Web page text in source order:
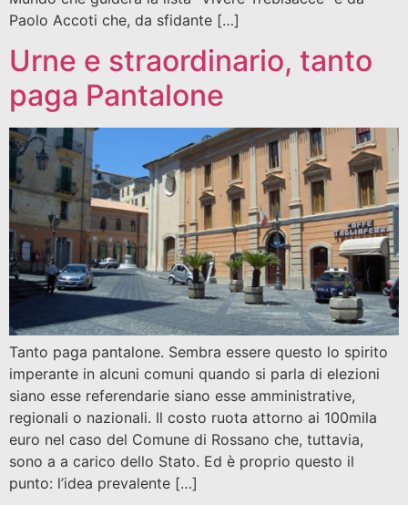
Paolo Accoti che, da sfidante […]
Urne e straordinario, tanto
paga Pantalone
Tanto paga pantalone. Sembra essere questo lo spirito
imperante in alcuni comuni quando si parla di elezioni
siano esse referendarie siano esse amministrative,
regionali o nazionali. Il costo ruota attorno ai 100mila
euro nel caso del Comune di Rossano che, tuttavia,
sono a a carico dello Stato. Ed è proprio questo il
punto: l’idea prevalente […]